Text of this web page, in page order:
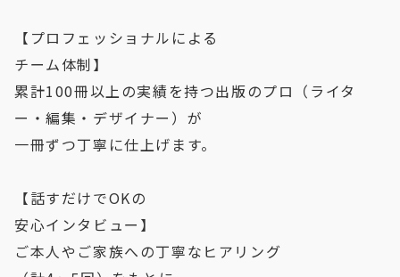
【プロフェッショナルによる
チーム体制】
累計100冊以上の実績を持つ出版のプロ（ライタ
ー・編集・デザイナー）が
一冊ずつ丁寧に仕上げます。
【話すだけでOKの
安心インタビュー】
ご本人やご家族への丁寧なヒアリング